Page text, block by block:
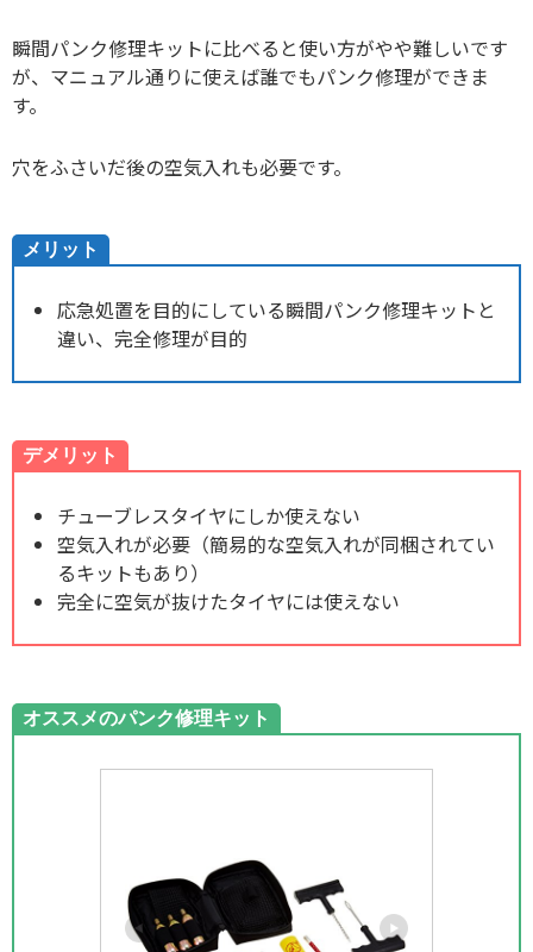
瞬間パンク修理キットに比べると使い方がやや難しいです
が、マニュアル通りに使えば誰でもパンク修理ができま
す。
穴をふさいだ後の空気入れも必要です。
メリット
応急処置を目的にしている瞬間パンク修理キットと
違い、完全修理が目的
デメリット
チューブレスタイヤにしか使えない
空気入れが必要（簡易的な空気入れが同梱されてい
るキットもあり）
完全に空気が抜けたタイヤには使えない
オススメのパンク修理キット